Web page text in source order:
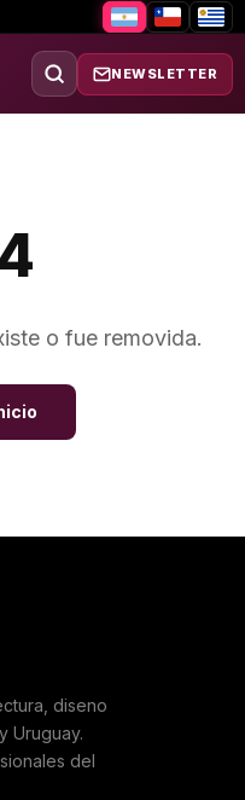
NEWSLETTER
o fue removida.
diseno
Uruguay.
del